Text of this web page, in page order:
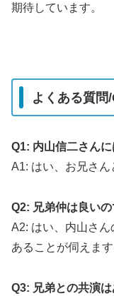
期待しています。
よくある質問
Q1: 内山信二さん
A1: はい、お兄さん
Q2: 兄弟仲は良いの
A2: はい、内山さ
あることが伺えます
Q3: 兄弟との共演